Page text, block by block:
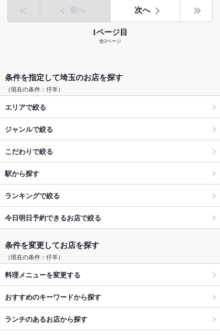
前へ 次へ
1ページ目
全3ページ
条件を指定して埼玉のお店を探す
（現在の条件：仔羊）
エリアで絞る
ジャンルで絞る
こだわりで絞る
駅から探す
ランキングで絞る
今日明日予約できるお店で絞る
条件を変更してお店を探す
（現在の条件：仔羊）
料理メニューを変更する
おすすめのキーワードから探す
ランチのあるお店から探す